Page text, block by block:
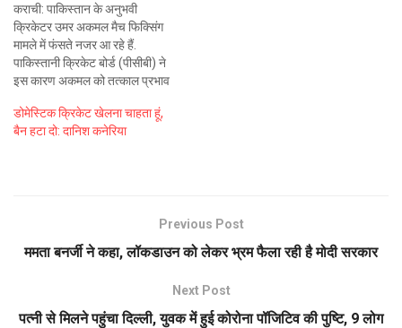
कराची: पाकिस्तान के अनुभवी
क्रिकेटर उमर अकमल मैच फिक्सिंग
मामले में फंसते नजर आ रहे हैं.
पाकिस्तानी क्रिकेट बोर्ड (पीसीबी) ने
इस कारण अकमल को तत्काल प्रभाव
एंटी करप्शन कोड के तहत कार्रवाई की
गई है. 29 साल के अकमल ने दो
डोमेस्टिक क्रिकेट खेलना चाहता हूं,
बैन हटा दो: दानिश कनेरिया
Previous Post
ममता बनर्जी ने कहा, लॉकडाउन को लेकर भ्रम फैला रही है मोदी सरकार
Next Post
पत्नी से मिलने पहुंचा दिल्ली, युवक में हुई कोरोना पॉजिटिव की पुष्टि, 9 लोग